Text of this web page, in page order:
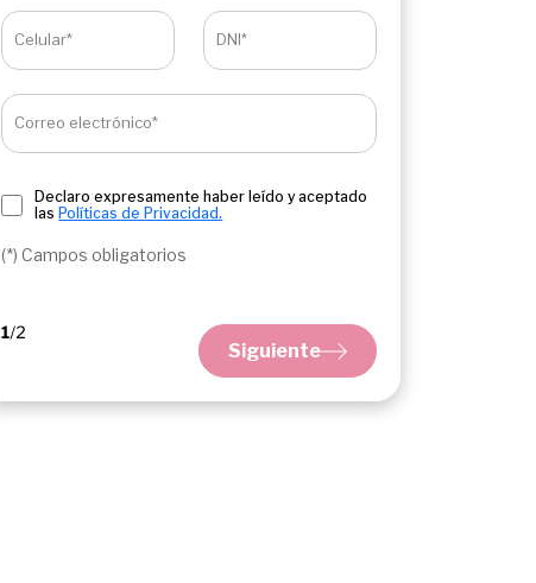
Celular* DNI*
Correo electrónico*
Declaro expresamente haber leído y aceptado
las Políticas de Privacidad.
(*) Campos obligatorios
Siguiente